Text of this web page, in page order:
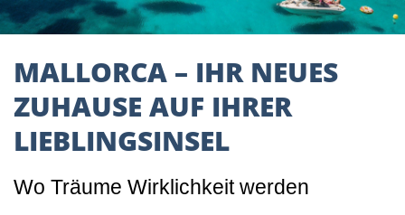
MALLORCA – IHR NEUES
ZUHAUSE AUF IHRER
LIEBLINGSINSEL
Wo Träume Wirklichkeit werden